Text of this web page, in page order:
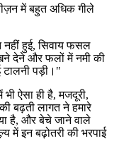
में बहुत अधिक गीले
नहीं हुई, सिवाय फसल
देने और फलों में नमी की
पड़ी।"
ऐसा ही है, मजदूरी,
बढ़ती लागत ने हमारे
है, और बेचे जाने वाले
में इन बढ़ोतरी की भरपाई